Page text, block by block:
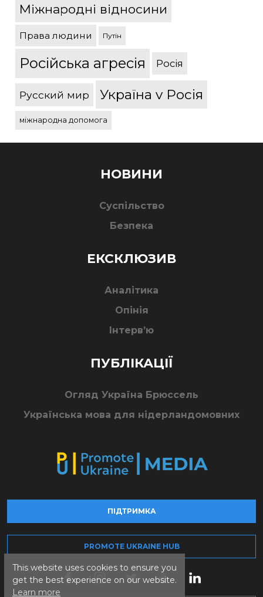
This website uses cookies to ensure you
get the best experience on our website.
Learn more
Міжнародні відносини
Права людини Путін
Російська агресія Росія
Русский мир Україна v Росія
міжнародна допомога
НОВИНИ
Суспільство
Безпека
ЕКСКЛЮЗИВ
Аналітика
Опінія
Інтерв’ю
ПУБЛІКАЦІЇ
Огляд Україна Брюссель
Українська мова для нідерландомовних
ПІДТРИМКА
PROMOTE UKRAINE HUB